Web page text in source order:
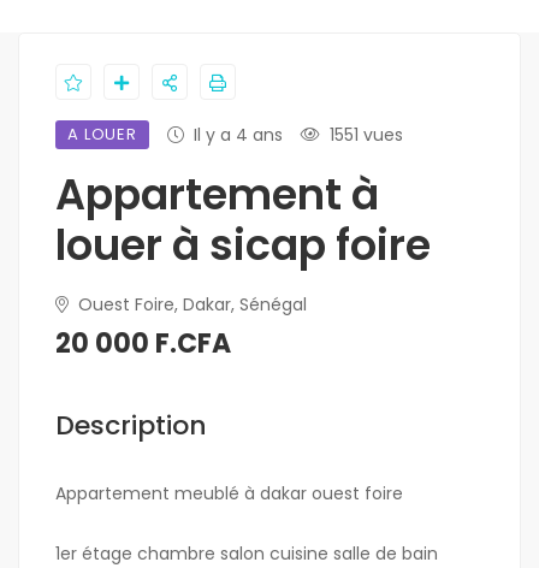
A LOUER Il y a 4 ans 1551 vues
Appartement à
louer à sicap foire
Ouest Foire, Dakar, Sénégal
20 000 F.CFA
Description
Appartement meublé à dakar ouest foire
1er étage chambre salon cuisine salle de bain